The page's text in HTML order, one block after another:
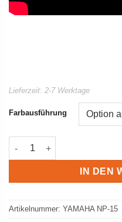
Lieferzeit: 2-7 Werktage
Farbausführung
YAMAHA NP-15 Piaggero
IN DEN
Artikelnummer: YAMAHA NP-15